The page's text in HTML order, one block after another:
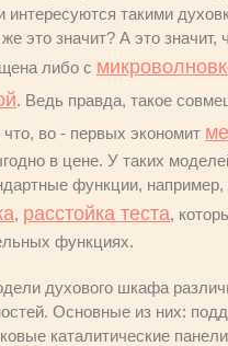
интересуются такими
это значит? А это значит,
либо с
. Ведь правда, такое
во - первых экономит
в цене. У таких
функции, например,
, расстойка теста,
функциях.
духового шкафа
Основные из них:
каталитические